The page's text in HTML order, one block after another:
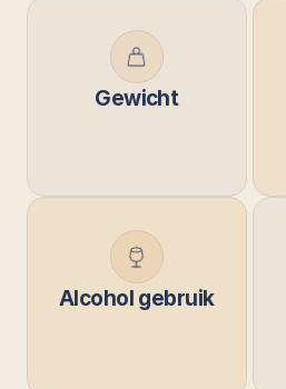
Gewicht
Alcohol gebruik